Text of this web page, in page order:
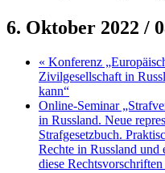
6. Oktober 2022 /
« Konferenz
Zivilgesellschaft in
kann“
Online-Seminar
in Russland. Neue
Strafgesetzbuch.
Rechte in Russland und
diese